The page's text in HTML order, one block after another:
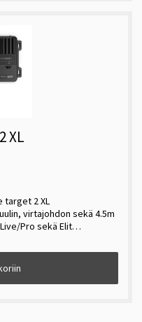
XL
target 2 XL
virtajohdon sekä 4.5m
Pro sekä Elit…